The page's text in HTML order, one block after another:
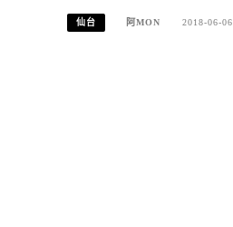
仙台 阿MON 2018-06-06